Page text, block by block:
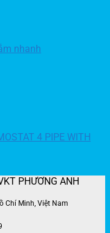
nhanh
4 PIPE WITH
PHƯƠNG ANH
Chí Minh, Việt Nam